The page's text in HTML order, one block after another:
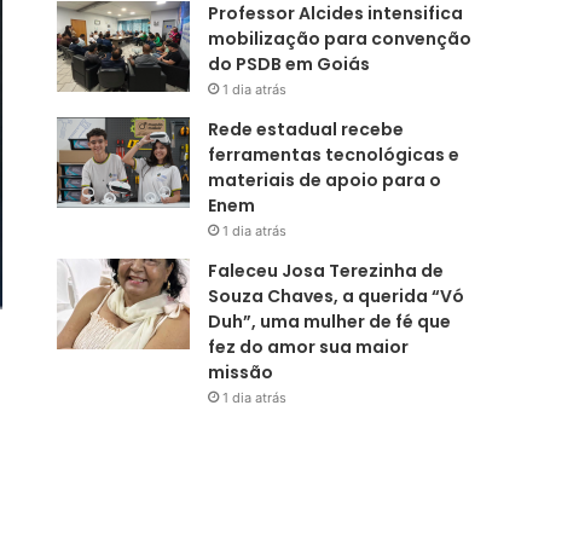
Professor Alcides intensifica
mobilização para convenção
do PSDB em Goiás
1 dia atrás
Rede estadual recebe
ferramentas tecnológicas e
materiais de apoio para o
Enem
1 dia atrás
Faleceu Josa Terezinha de
Souza Chaves, a querida “Vó
Duh”, uma mulher de fé que
fez do amor sua maior
missão
1 dia atrás